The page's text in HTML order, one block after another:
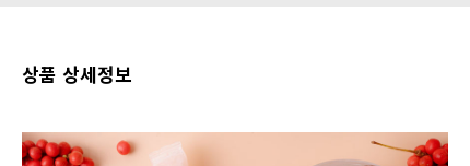
상품 상세정보